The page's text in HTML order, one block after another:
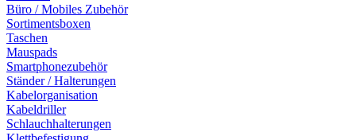
Büro / Mobiles Zubehör
Sortimentsboxen
Taschen
Mauspads
Smartphonezubehör
Ständer / Halterungen
Kabelorganisation
Kabeldriller
Schlauchhalterungen